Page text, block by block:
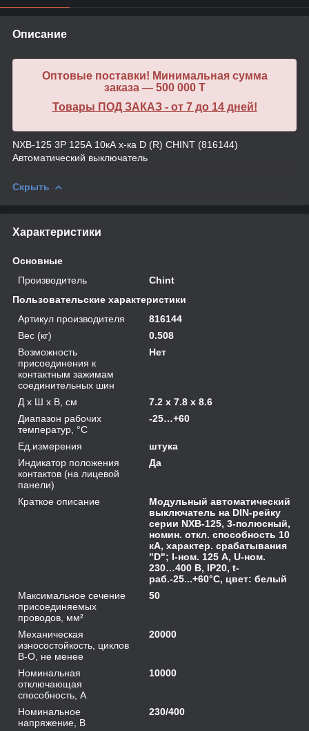
Описание
Оптовые поставки! Минимальная сумма
заказа — 500 000 T
Товары ПОД ЗАКАЗ - от 7 до 14 дней!
NXB-125 3P 125А 10кА х-ка D (R) CHINT (816144)
Автоматический выключатель
Скрыть
Характеристики
Основные
Производитель
Chint
Пользовательские характеристики
Артикул производителя
816144
Вес (кг)
0.508
Возможность
присоединения к
контактным зажимам
соединительных шин
Нет
Д х Ш х В, см
7.2 x 7.8 x 8.6
Диапазон рабочих
температур, °С
-25…+60
Ед.измерения
штука
Индикатор положения
контактов (на лицевой
панели)
Да
Краткое описание
Модульный автоматический
выключатель на DIN-рейку
серии NXB-125, 3-полюсный,
номин. откл. способность 10
кА, характер. срабатывания
"D"; I-ном. 125 А, U-ном.
230…400 В, IP20, t-
раб.-25...+60°C, цвет: белый
Максимальное сечение
присоединяемых
проводов, мм²
50
Механическая
износостойкость, циклов
В-О, не менее
20000
Номинальная
отключающая
способность, А
10000
Номинальное
напряжение, В
230/400